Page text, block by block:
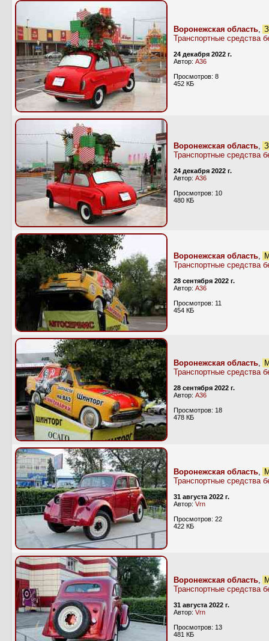
Воронежская область,
Транспортные средства
24 декабря 2022 г.
Автор: А36
Просмотров: 8
452 КБ
Воронежская область,
Транспортные средства
24 декабря 2022 г.
Автор: А36
Просмотров: 10
480 КБ
Воронежская область,
Транспортные средства
28 сентября 2022 г.
Автор: А36
Просмотров: 11
454 КБ
Воронежская область,
Транспортные средства
28 сентября 2022 г.
Автор: А36
Просмотров: 18
478 КБ
Воронежская область,
Транспортные средства
31 августа 2022 г.
Автор: Vrn
Просмотров: 22
422 КБ
Воронежская область,
Транспортные средства
31 августа 2022 г.
Автор: Vrn
Просмотров: 13
481 КБ